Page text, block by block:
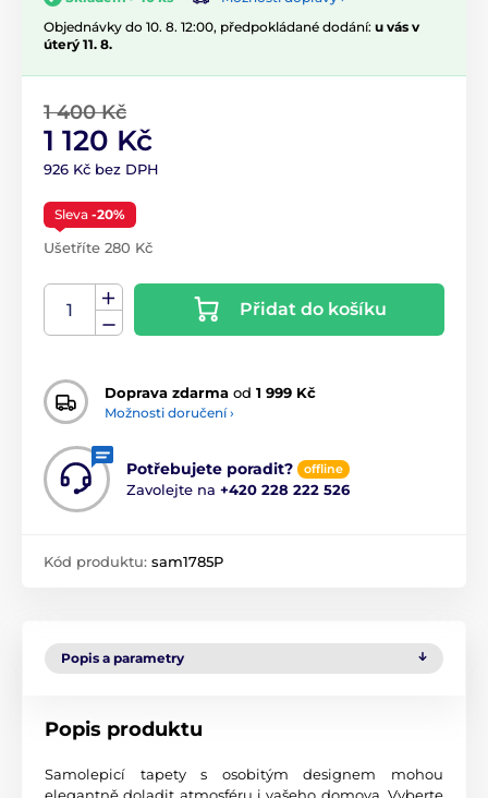
Objednávky do 10. 8. 12:00, předpokládané dodání: u vás v
úterý 11. 8.
1 400 Kč
1 120 Kč
926 Kč bez DPH
Sleva -20%
Ušetříte 280 Kč
Přidat do košíku
Doprava zdarma od 1 999 Kč
Možnosti doručení ›
Potřebujete poradit? offline
Zavolejte na +420 228 222 526
Kód produktu: sam1785P
Popis a parametry
Popis produktu
Samolepicí tapety s osobitým designem mohou